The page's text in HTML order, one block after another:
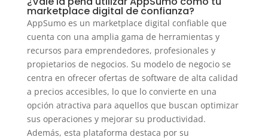
marketplace digital de confianza?
AppSumo es un marketplace digital confiable que
cuenta con una amplia gama de herramientas y
recursos para emprendedores, profesionales y
propietarios de negocios. Su modelo de negocio se
centra en ofrecer ofertas de software de alta calidad
a precios accesibles, lo que lo convierte en una
opción atractiva para aquellos que buscan optimizar
sus operaciones y mejorar su productividad.
Además, esta plataforma destaca por su